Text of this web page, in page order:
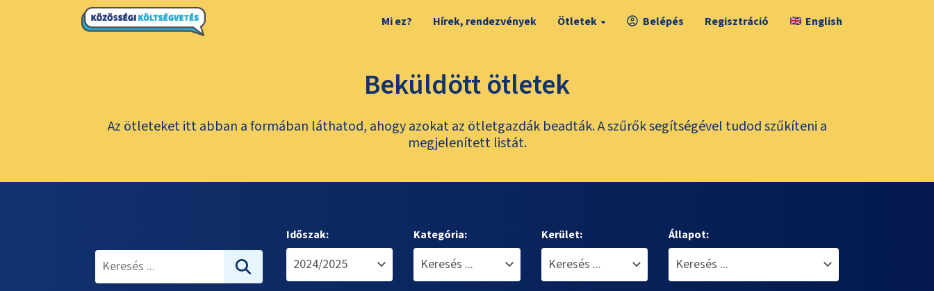
Mi ez? Hírek, rendezvények Ötletek Belépés Regisztráció English
Beküldött ötletek
Az ötleteket itt abban a formában láthatod, ahogy azokat az ötletgazdák beadták. A szűrők segítségével tudod szűkíteni a
megjelenített listát.
Időszak: Kategória: Kerület: Állapot: